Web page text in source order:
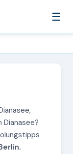
☰
Dianasee?